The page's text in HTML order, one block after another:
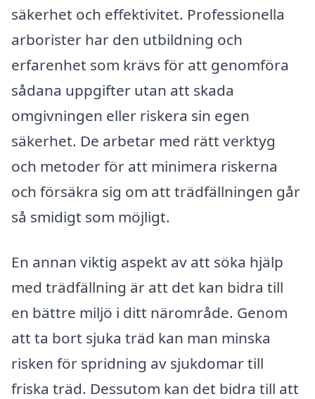
säkerhet och effektivitet. Professionella
arborister har den utbildning och
erfarenhet som krävs för att genomföra
sådana uppgifter utan att skada
omgivningen eller riskera sin egen
säkerhet. De arbetar med rätt verktyg
och metoder för att minimera riskerna
och försäkra sig om att trädfällningen går
så smidigt som möjligt.
En annan viktig aspekt av att söka hjälp
med trädfällning är att det kan bidra till
en bättre miljö i ditt närområde. Genom
att ta bort sjuka träd kan man minska
risken för spridning av sjukdomar till
friska träd. Dessutom kan det bidra till att